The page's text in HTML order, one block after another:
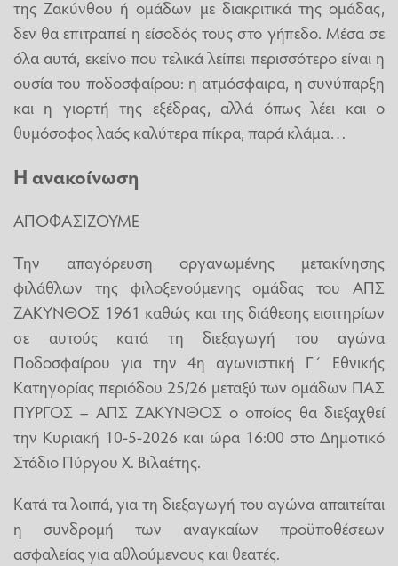
της Ζακύνθου ή ομάδων με διακριτικά της ομάδας,
δεν θα επιτραπεί η είσοδός τους στο γήπεδο. Μέσα σε
όλα αυτά, εκείνο που τελικά λείπει περισσότερο είναι η
ουσία του ποδοσφαίρου: η ατμόσφαιρα, η συνύπαρξη
και η γιορτή της εξέδρας, αλλά όπως λέει και ο
θυμόσοφος λαός καλύτερα πίκρα, παρά κλάμα…
Η ανακοίνωση
ΑΠΟΦΑΣΙΖΟΥΜΕ
Την απαγόρευση οργανωμένης μετακίνησης
φιλάθλων της φιλοξενούμενης ομάδας του ΑΠΣ
ΖΑΚΥΝΘΟΣ 1961 καθώς και της διάθεσης εισιτηρίων
σε αυτούς κατά τη διεξαγωγή του αγώνα
Ποδοσφαίρου για την 4η αγωνιστική Γ΄ Εθνικής
Κατηγορίας περιόδου 25/26 μεταξύ των ομάδων ΠΑΣ
ΠΥΡΓΟΣ – ΑΠΣ ΖΑΚΥΝΘΟΣ ο οποίος θα διεξαχθεί
την Κυριακή 10-5-2026 και ώρα 16:00 στο Δημοτικό
Στάδιο Πύργου Χ. Βιλαέτης.
Κατά τα λοιπά, για τη διεξαγωγή του αγώνα απαιτείται
η συνδρομή των αναγκαίων προϋποθέσεων
ασφαλείας για αθλούμενους και θεατές.